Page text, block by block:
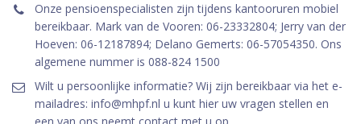
Onze pensioenspecialisten zijn tijdens kantooruren mobiel
bereikbaar. Mark van de Vooren: 06-23332804; Jerry van der
Hoeven: 06-12187894; Delano Gemerts: 06-57054350. Ons
algemene nummer is 088-824 1500
Wilt u persoonlijke informatie? Wij zijn bereikbaar via het e-
mailadres: info@mhpf.nl u kunt hier uw vragen stellen en